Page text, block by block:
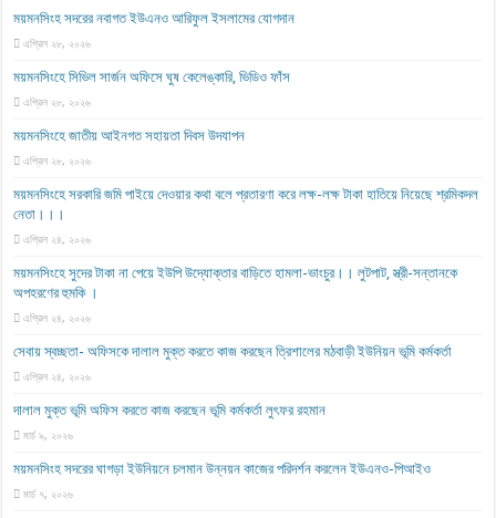
ময়মনসিংহ সদরের নবাগত ইউএনও আরিফুল ইসলামের যোগদান
এপ্রিল ২৮, ২০২৬
ময়মনসিংহে সিভিল সার্জন অফিসে ঘুষ কেলেঙ্কারি, ভিডিও ফাঁস
এপ্রিল ২৮, ২০২৬
ময়মনসিংহে জাতীয় আইনগত সহায়তা দিবস উদযাপন
এপ্রিল ২৮, ২০২৬
ময়মনসিংহে সরকারি জমি পাইয়ে দেওয়ার কথা বলে প্রতারণা করে লক্ষ-লক্ষ টাকা হাতিয়ে নিয়েছে শ্রমিকদল
নেতা।।।
এপ্রিল ২৪, ২০২৬
ময়মনসিংহে সুদের টাকা না পেয়ে ইউপি উদ্যোক্তার বাড়িতে হামলা-ভাংচুর।। লুটপাট, স্ত্রী‌-সন্তানকে
অপহরণের হুমকি ।
এপ্রিল ২৪, ২০২৬
সেবায় স্বচ্ছতা- অফিসকে দালাল মুক্ত করতে কাজ করছেন ত্রিশালের মঠবাড়ী ইউনিয়ন ভূমি কর্মকর্তা
এপ্রিল ২৪, ২০২৬
দালাল মুক্ত ভূমি অফিস করতে কাজ করছেন ভূমি কর্মকর্তা লুৎফর রহমান
মার্চ ৯, ২০২৬
ময়মনসিংহ সদরের ঘাগড়া ইউনিয়নে চলমান উন্নয়ন কাজের পরিদর্শন করলেন ইউএনও-পিআইও
মার্চ ৭, ২০২৬